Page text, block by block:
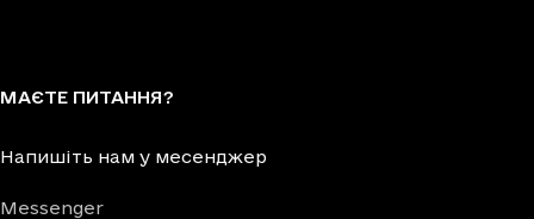
МАЄТЕ ПИТАННЯ?
Напишіть нам у месенджер
Messenger